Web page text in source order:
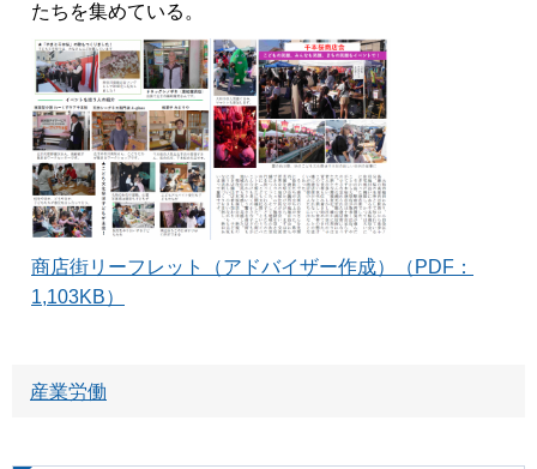
たちを集めている。
商店街リーフレット（アドバイザー作成）（PDF：
1,103KB）
産業労働